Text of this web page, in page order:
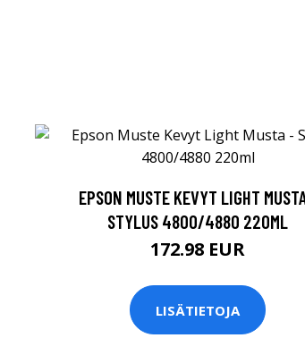
EPSON MUSTE KEVYT LIGHT
STYLUS 4800/4880 220ML
172.98 EUR
LISÄTIETOJA